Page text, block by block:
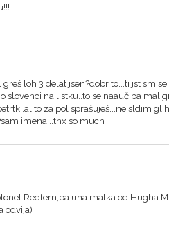
loh 3 delat jsen?dobr to...ti jst sm
na listku..to se naauč pa mal
to za pol sprašuješ...ne sldim
imena...tnx so much
Redfern,pa una matka od Hugha
odvija)